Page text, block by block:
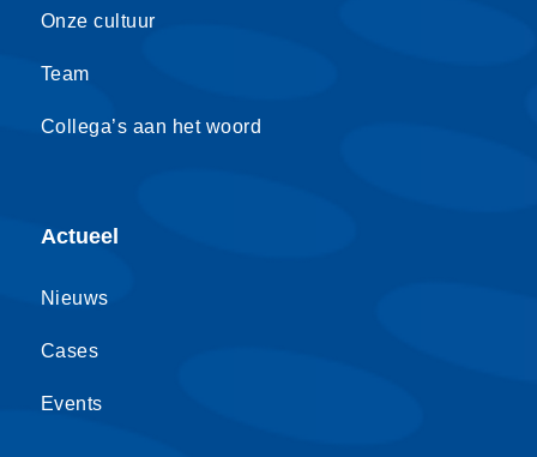
Onze cultuur
Team
Collega’s aan het woord
Actueel
Nieuws
Cases
Events